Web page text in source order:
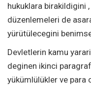
hukuklara birakildigini
düzenlemeleri de
yürütülecegini
Devletlerin kamu
deginen ikinci
yükümlülükler ve para